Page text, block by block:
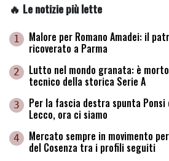
🔥 Le notizie più lette
1 Malore per Romano Amadei: il
ricoverato a Parma
2 Lutto nel mondo granata: è
tecnico della storica Serie A
3 Per la fascia destra spunta Ponsi
Lecco, ora ci siamo
4 Mercato sempre in movimento
del Cosenza tra i profili seguiti